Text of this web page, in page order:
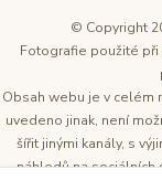
© Copyright
Fotografie použité
Obsah webu je v celém
uvedeno jinak, není
šířit jinými kanály, s
náhledů na sociálních